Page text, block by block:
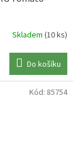
Skladem (10 ks)
Do košíku
Kód: 85754